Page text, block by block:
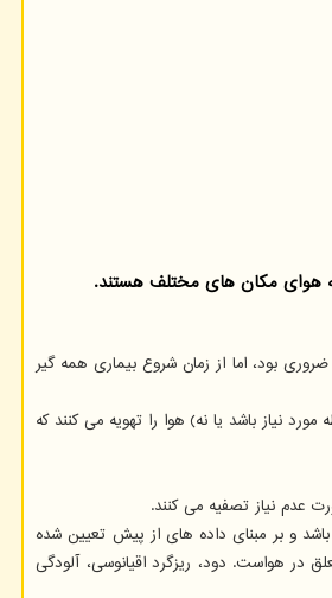
بود، اما از زمان شروع بیماری همه گیر
نیاز باشد یا نه) هوا را تهویه می کنند که
عدم نیاز تصفیه می کنند.
و بر مبنای داده های از پیش تعیین شده
در هواست. دود، ریزگرد اقیانوسی، آلودگی